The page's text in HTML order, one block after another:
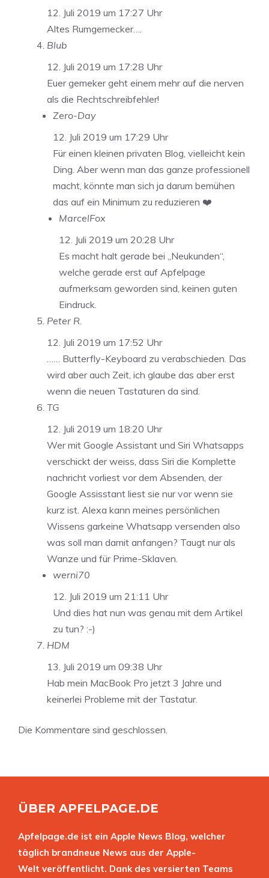
12. Juli 2019 um 17:27 Uhr
Altes Rumgemecker….
Blub
12. Juli 2019 um 17:28 Uhr
Euer gemeker geht einem mehr auf die nerven
als die Rechtschreibfehler!
Zero-Day
12. Juli 2019 um 17:29 Uhr
Für einen kleinen privaten Blog, vielleicht kein
Ding. Aber wenn man das ganze professionell
macht, könnte man sich ja darum bemühen
das auf ein Minimum zu reduzieren ❤️
MarcelFox
12. Juli 2019 um 20:28 Uhr
Es macht halt gerade bei „Neukunden“,
welche gerade erst auf Apfelpage
aufmerksam geworden sind, keinen guten
Eindruck.
Peter R.
12. Juli 2019 um 17:52 Uhr
…… Butterfly-Keyboard zu verabschieden. Das
wird aber auch Zeit, ich glaube das aber erst
wenn die neuen Tastaturen da sind.
TG
12. Juli 2019 um 18:20 Uhr
Wer mit Google Assistant und Siri Whatsapps
verschickt der weiss, dass Siri die Komplette
nachricht vorliest vor dem Absenden, der
Google Assisstant liest sie nur vor wenn sie
kurz ist. Alexa kann meines persönlichen
Wissens garkeine Whatsapp versenden also
was soll man damit anfangen? Taugt nur als
Wanze und für Prime-Sklaven.
werni70
12. Juli 2019 um 21:11 Uhr
Und dies hat nun was genau mit dem Artikel
zu tun? :-)
HDM
13. Juli 2019 um 09:38 Uhr
Hab mein MacBook Pro jetzt 3 Jahre und
keinerlei Probleme mit der Tastatur.
Die Kommentare sind geschlossen.
ÜBER APFELPAGE.DE
Apfelpage.de ist ein Apple News Blog, welcher
täglich brandneue News aus der Apple-
Welt veröffentlicht. Dank des versierten Teams